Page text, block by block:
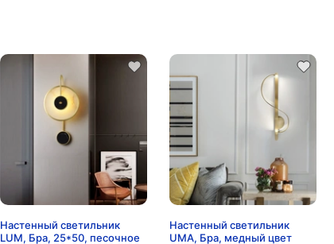
Настенный светильник
LUM, Бра, 25*50, песочное
Настенный светильник
UMA, Бра, медный цвет